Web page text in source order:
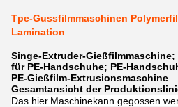
Tpe-Gussfilmmaschinen
Lamination
Singe-Extruder-Gießfilmmaschine;
für PE-Handschuhe; PE-
PE-Gießfilm-Extrusionsmaschine
Gesamtansicht der
Das hier. Maschinekann gegossen